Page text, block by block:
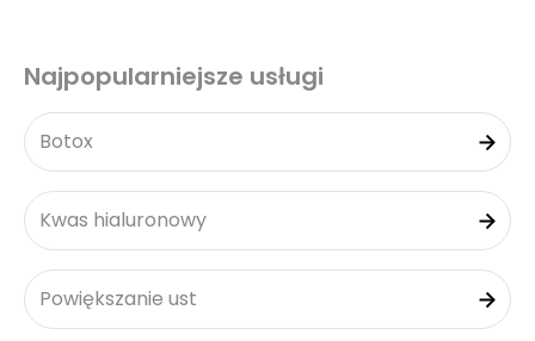
Najpopularniejsze usługi
Botox
Kwas hialuronowy
Powiększanie ust